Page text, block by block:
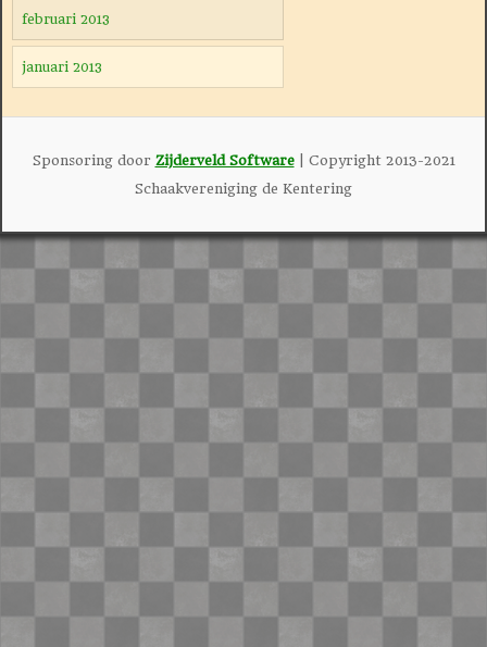
februari 2013
januari 2013
Sponsoring door Zijderveld Software| Copyright 2013-2021
Schaakvereniging de Kentering